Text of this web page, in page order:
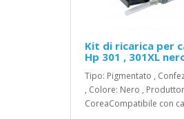
Kit di ricarica per
Hp 301 , 301XL
Tipo: Pigmentato ,
, Colore: Nero ,
CoreaCompatibile con